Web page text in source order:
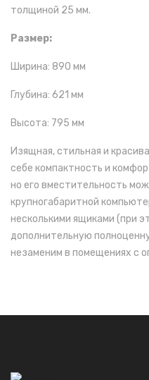
толщиной 25 мм.
Размер:
Ширина: 890 мм
Глубина: 621 мм
Высота: 795 мм
Изящная, стильная и
себе компактность и
но его вместительность
крупногабаритной
несколькими ящиками (при
дополнительную
незаменим в помещениях с